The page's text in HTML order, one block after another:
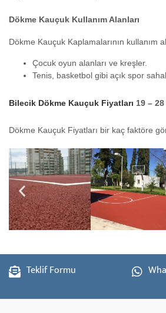
Dökme Kauçuk Kullanım Alanları
Dökme Kauçuk Kaplamalarının kullanım
Çocuk oyun alanları ve kreşler.
Tenis, basketbol gibi açık spor
Bilecik Dökme Kauçuk Fiyatları 19 –
Dökme Kauçuk Fiyatları bir kaç faktöre
Teklif Formu